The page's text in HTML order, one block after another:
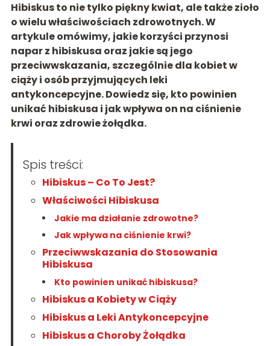
Hibiskus to nie tylko piękny kwiat, ale także zioło
o wielu właściwościach zdrowotnych. W
artykule omówimy, jakie korzyści przynosi
napar z hibiskusa oraz jakie są jego
przeciwwskazania, szczególnie dla kobiet w
ciąży i osób przyjmujących leki
antykoncepcyjne. Dowiedz się, kto powinien
unikać hibiskusa i jak wpływa on na ciśnienie
krwi oraz zdrowie żołądka.
Spis treści:
Hibiskus – Co To Jest?
Właściwości Hibiskusa
Jakie ma działanie zdrowotne?
Jak wpływa na ciśnienie krwi?
Przeciwwskazania do Stosowania
Hibiskusa
Kto powinien unikać hibiskusa?
Hibiskus a Kobiety w Ciąży
Hibiskus a Leki Antykoncepcyjne
Hibiskus a Choroby Żołądka